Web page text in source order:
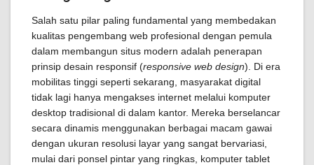
Salah satu pilar paling fundamental yang membedakan
kualitas pengembang web profesional dengan pemula
dalam membangun situs modern adalah penerapan
prinsip desain responsif (responsive web design). Di era
mobilitas tinggi seperti sekarang, masyarakat digital
tidak lagi hanya mengakses internet melalui komputer
desktop tradisional di dalam kantor. Mereka berselancar
secara dinamis menggunakan berbagai macam gawai
dengan ukuran resolusi layar yang sangat bervariasi,
mulai dari ponsel pintar yang ringkas, komputer tablet